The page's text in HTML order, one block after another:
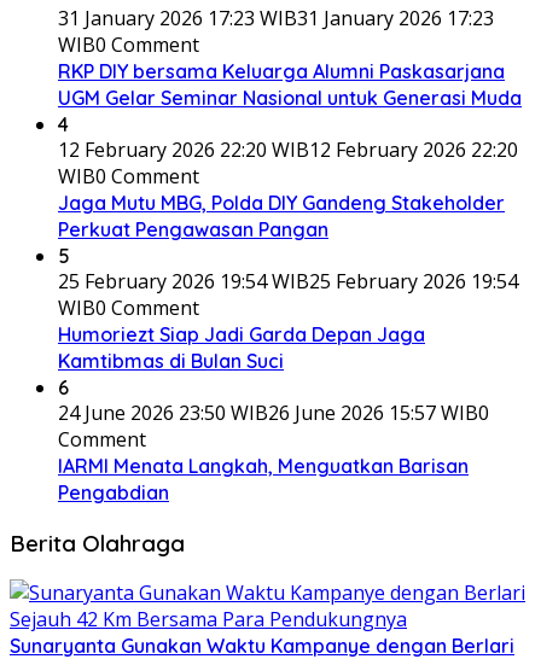
31 January 2026 17:23 WIB31 January 2026 17:23
WIB0 Comment
RKP DIY bersama Keluarga Alumni Paskasarjana
UGM Gelar Seminar Nasional untuk Generasi Muda
4
12 February 2026 22:20 WIB12 February 2026 22:20
WIB0 Comment
Jaga Mutu MBG, Polda DIY Gandeng Stakeholder
Perkuat Pengawasan Pangan
5
25 February 2026 19:54 WIB25 February 2026 19:54
WIB0 Comment
Humoriezt Siap Jadi Garda Depan Jaga
Kamtibmas di Bulan Suci
6
24 June 2026 23:50 WIB26 June 2026 15:57 WIB0
Comment
IARMI Menata Langkah, Menguatkan Barisan
Pengabdian
Berita Olahraga
Sunaryanta Gunakan Waktu Kampanye dengan Berlari